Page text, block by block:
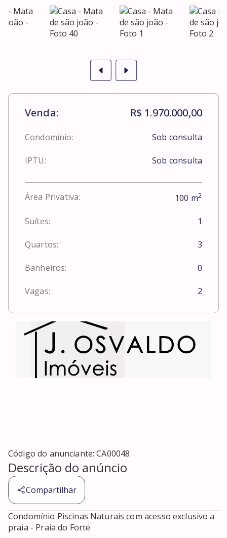
Venda: R$ 1.970.000,00
Condomínio: Sob consulta
IPTU: Sob consulta
Área Privativa: 100 m2
Suítes: 1
Quartos: 3
Banheiros: 0
Vagas: 2
Código do anunciante:CA00048
Descrição do anúncio
Compartilhar
Condomínio Piscinas Naturais com acesso exclusivo a
praia - Praia do Forte